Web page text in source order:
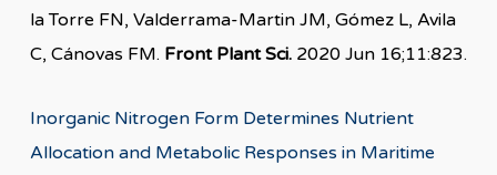
la Torre FN, Valderrama-Martin JM, Gómez L, Avila
C, Cánovas FM. Front Plant Sci. 2020 Jun 16;11:823.
Inorganic Nitrogen Form Determines Nutrient
Allocation and Metabolic Responses in Maritime